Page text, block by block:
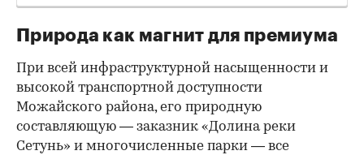
Природа как магнит для премиума
При всей инфраструктурной насыщенности и
высокой транспортной доступности
Можайского района, его природную
составляющую — заказник «Долина реки
Сетунь» и многочисленные парки — все